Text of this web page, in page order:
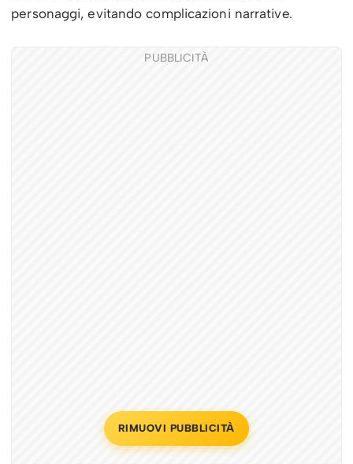
personaggi, evitando complicazioni narrative.
PUBBLICITÀ
RIMUOVI PUBBLICITÀ